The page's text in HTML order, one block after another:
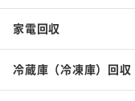
家電回収
冷蔵庫（冷凍庫）回収